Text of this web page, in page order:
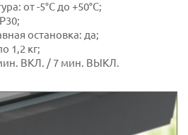
от -5°C до +50°C;
остановка: да;
1,2 кг;
ВКЛ. / 7 мин. ВЫКЛ.